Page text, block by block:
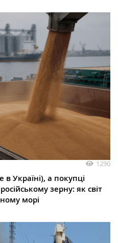
1290
Україні), а покупці
зерну: як світ
морі